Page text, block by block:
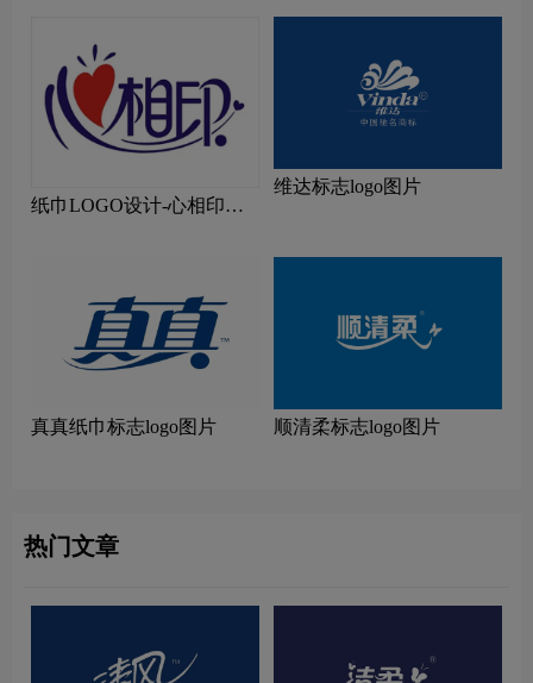
纸巾LOGO设计-心相印品
维达标志logo图片
真真纸巾标志logo图片 顺清柔标志logo图片
热门文章